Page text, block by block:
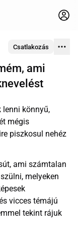
Csatlakozás
ami
lenni könnyű,
mégis
piszkosul nehéz
ami számtalan
melyeken
vicces témájú
tekint rájuk